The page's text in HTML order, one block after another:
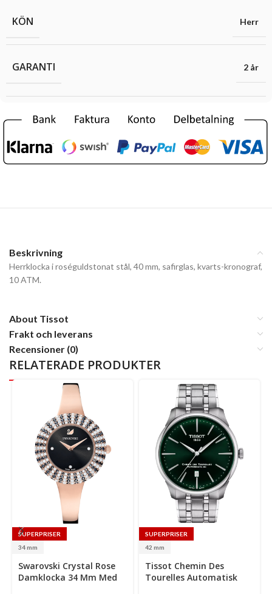
KÖN Herr
GARANTI 2 år
Beskrivning
Herrklocka i roséguldstonat stål, 40 mm, safirglas, kvarts-kronograf,
10 ATM.
About Tissot
Frakt och leverans
Recensioner (0)
RELATERADE PRODUKTER
SUPERPRISER
34 mm
options
Swarovski Crystal Rose
Damklocka 34 Mm Med
SUPERPRISER
42 mm
Select
options
Tissot Chemin Des
Tourelles Automatisk